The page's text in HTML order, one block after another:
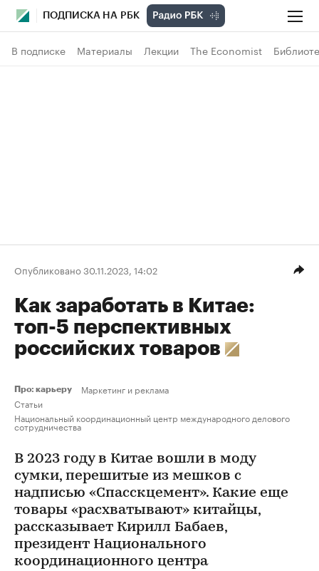
ПОДПИСКА НА РБК
В подписке Материалы Лекции The Economist
Опубликовано 30.11.2023, 14:02
Как заработать в Китае:
топ-5 перспективных
российских товаров
Про: карьеру
Маркетинг и реклама
Статьи
Национальный координационный центр международного делового
сотрудничества
В 2023 году в Китае вошли в моду
сумки, перешитые из мешков с
надписью «Спасскцемент». Какие еще
товары «расхватывают» китайцы,
рассказывает Кирилл Бабаев,
президент Национального
координационного центра